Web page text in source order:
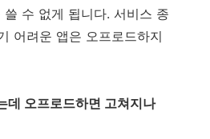
수 없게 됩니다. 서비스 종
어려운 앱은 오프로드하지
데 오프로드하면 고쳐지나